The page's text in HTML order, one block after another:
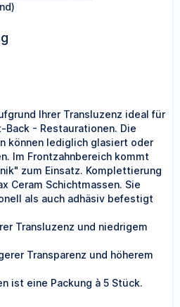
Ihrer Transluzenz ideal für
- Restaurationen. Die
können lediglich glasiert oder
Im Frontzahnbereich kommt
zum Einsatz. Komplettierung
Ceram Schichtmassen. Sie
als auch adhäsiv befestigt
Transluzenz und niedrigem
Transparenz und höherem
ist eine Packung à 5 Stück.